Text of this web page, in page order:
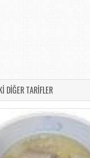
DİĞER TARİFLER